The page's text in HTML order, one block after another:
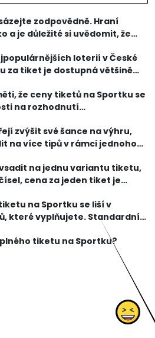
zodpovědně. Hraní
a je důležité si uvědomit, že
loterií v České
za tiket je dostupná většině
důkladně zkontro
že ceny tiketů na Sportku se
na rozhodnutí
tiketu, abyste si mohli nap
zvýšit své šance na výhru,
na více tipů v rámci jednoho
8 čísel z cel
na jednu variantu tiketu,
cena za jeden tiket je
milionů korun.
na Sportku se liší v
které vyplňujete. Standardní
12 čísel, která můžete
se může lišit v závislos
tiketu na Sportku?